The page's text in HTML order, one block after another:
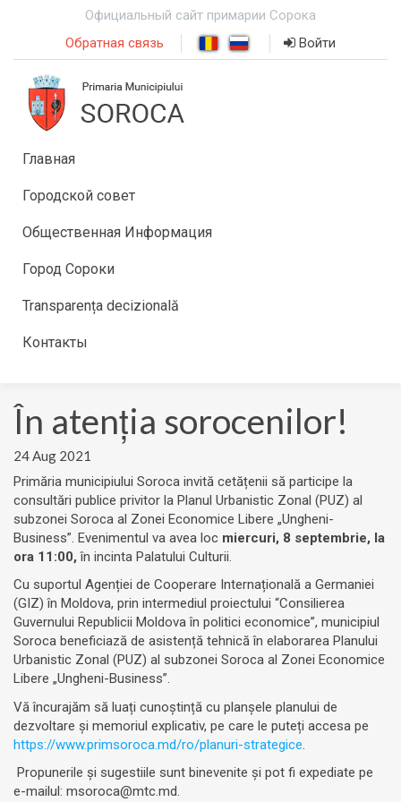
Официальный сайт примарии Сорока
Обратная связь
Войти
Главная
Городской совет
Общественная Информация
Город Сороки
Transparența decizională
Контакты
În atenția sorocenilor!
24 Aug 2021
Primăria municipiului Soroca invită cetățenii să participe la
consultări publice privitor la Planul Urbanistic Zonal (PUZ) al
subzonei Soroca al Zonei Economice Libere „Ungheni-
Business”. Evenimentul va avea loc miercuri, 8 septembrie, la
ora 11:00, în incinta Palatului Culturii.
Cu suportul Agenției de Cooperare Internațională a Germaniei
(GIZ) în Moldova, prin intermediul proiectului “Consilierea
Guvernului Republicii Moldova în politici economice”, municipiul
Soroca beneficiază de asistență tehnică în elaborarea Planului
Urbanistic Zonal (PUZ) al subzonei Soroca al Zonei Economice
Libere „Ungheni-Business”.
Vă încurajăm să luați cunoștință cu planșele planului de
dezvoltare și memoriul explicativ, pe care le puteți accesa pe
https://www.primsoroca.md/ro/planuri-strategice
Propunerile și sugestiile sunt binevenite și pot fi expediate pe
e-mailul: msoroca@mtc.md.